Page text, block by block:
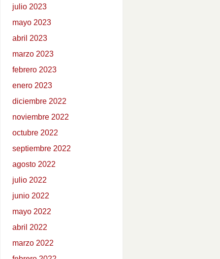
julio 2023
mayo 2023
abril 2023
marzo 2023
febrero 2023
enero 2023
diciembre 2022
noviembre 2022
octubre 2022
septiembre 2022
agosto 2022
julio 2022
junio 2022
mayo 2022
abril 2022
marzo 2022